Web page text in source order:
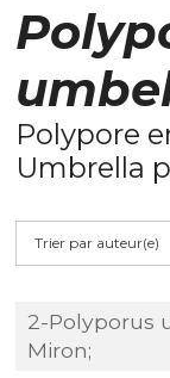
Polypore
Umbrella
Trier par auteur(e)
2-Polyporus
Miron;